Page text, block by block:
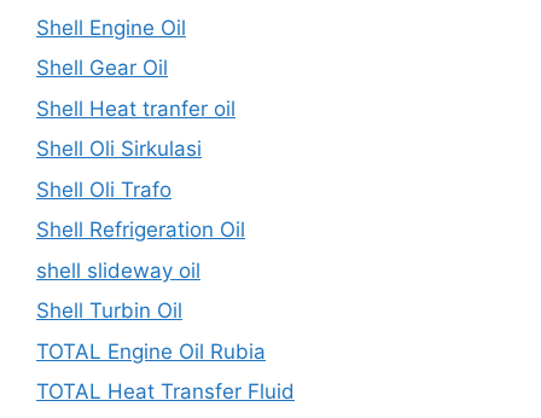
Shell Engine Oil
Shell Gear Oil
Shell Heat tranfer oil
Shell Oli Sirkulasi
Shell Oli Trafo
Shell Refrigeration Oil
shell slideway oil
Shell Turbin Oil
TOTAL Engine Oil Rubia
TOTAL Heat Transfer Fluid